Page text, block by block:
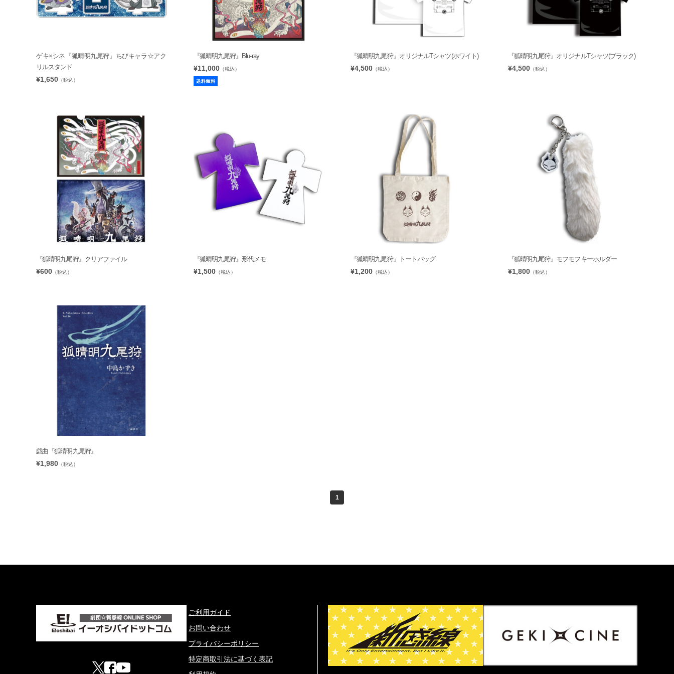
ゲキ×シネ『狐晴明九尾狩』ちびキャラ☆アク
リルスタンド
¥1,650 （税込）
『狐晴明九尾狩』Blu-ray
¥11,000（税込）
『狐晴明九尾狩』オリジナルTシャツ(ホワイト)
¥4,500 （税込）
『狐晴明九尾狩』オリジナルTシャツ(ブラック)
¥4,500（税込）
『狐晴明九尾狩』クリアファイル
¥600 （税込）
『狐晴明九尾狩』形代メモ
¥1,500（税込）
『狐晴明九尾狩』トートバッグ
¥1,200 （税込）
『狐晴明九尾狩』モフモフキーホルダー
¥1,800（税込）
戯曲『狐晴明九尾狩』
¥1,980 （税込）
1
ご利用ガイド
お問い合わせ
プライバシーポリシー
特定商取引法に基づく表記